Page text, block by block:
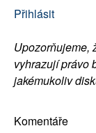
Přihlásit
Upozorňujeme,
vyhrazují právo
jakémukoliv
Komentáře